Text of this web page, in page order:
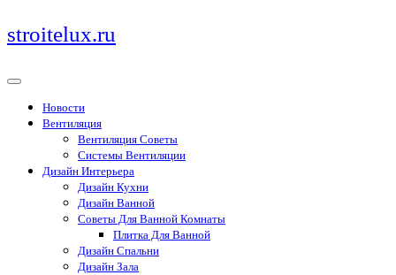
Перейти
к
stroitelux.ru
Новости
Вентиляция
Вентиляция Советы
Системы Вентиляции
Дизайн Интерьера
Дизайн Кухни
Дизайн Ванной
Советы Для Ванной Комнаты
Плитка Для Ванной
Дизайн Спальни
Дизайн Зала